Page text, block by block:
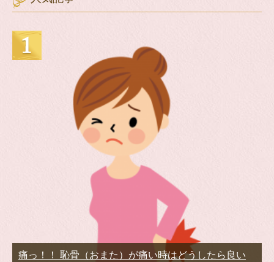
痛っ！！ 恥骨（おまた）が痛い時はどうしたら良い